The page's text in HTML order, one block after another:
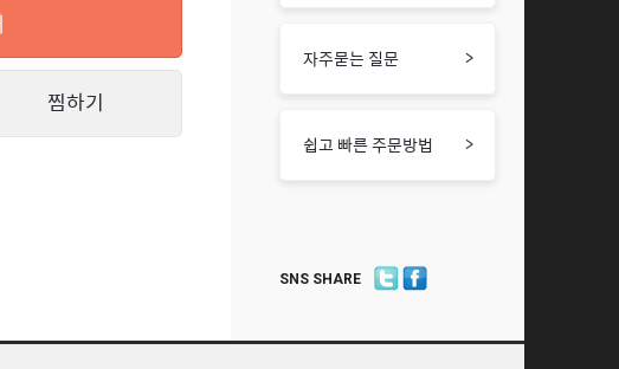
찜하기
자주묻는 질문 >
쉽고 빠른 주문방법 >
SNS SHARE